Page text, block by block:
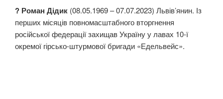
? Роман Дідик (08.05.1969 – 07.07.2023) Львів’янин. Із
перших місяців повномасштабного вторгнення
російської федерації захищав Україну у лавах 10-ї
окремої гірсько-штурмової бригади «Едельвейс».